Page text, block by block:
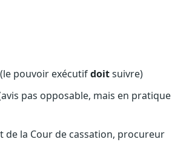
pouvoir exécutifdoitsuivre)
pas opposable, mais en pratique
la Cour de cassation, procureur